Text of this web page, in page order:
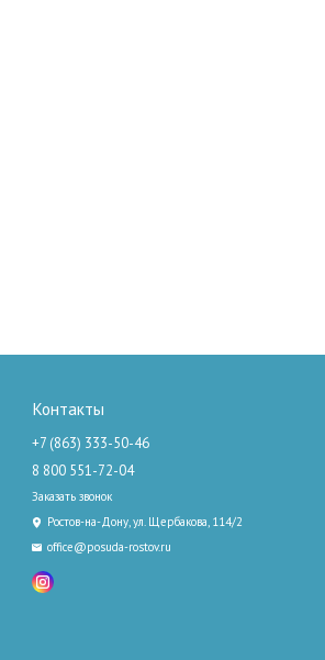
Контакты
+7 (863) 333-50-46
8 800 551-72-04
Заказать звонок
Ростов-на-Дону, ул. Щербакова, 114/2
office@posuda-rostov.ru